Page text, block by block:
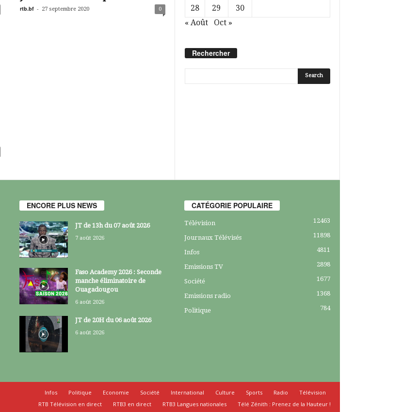
rtb.bf - 27 septembre 2020 0
28
29
30
« Août
Oct »
Rechercher
ENCORE PLUS NEWS
JT de 13h du 07 août 2026
7 août 2026
Faso Academy 2026 : Seconde
manche éliminatoire de
Ouagadougou
6 août 2026
JT de 20H du 06 août 2026
6 août 2026
CATÉGORIE POPULAIRE
Télévision 12463
Journaux Télévisés 11898
Infos 4811
Emissions TV 2898
Société 1677
Emissions radio 1368
Politique 784
Infos Politique Economie Société International Culture Sports Radio
Télévision
RTB Télévision en direct
RTB3 en direct RTB3 Langues nationales Télé Zénith : Prenez de la Hauteur !